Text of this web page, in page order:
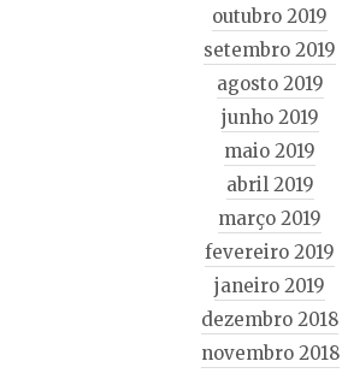
outubro 2019
setembro 2019
agosto 2019
junho 2019
maio 2019
abril 2019
março 2019
fevereiro 2019
janeiro 2019
dezembro 2018
novembro 2018